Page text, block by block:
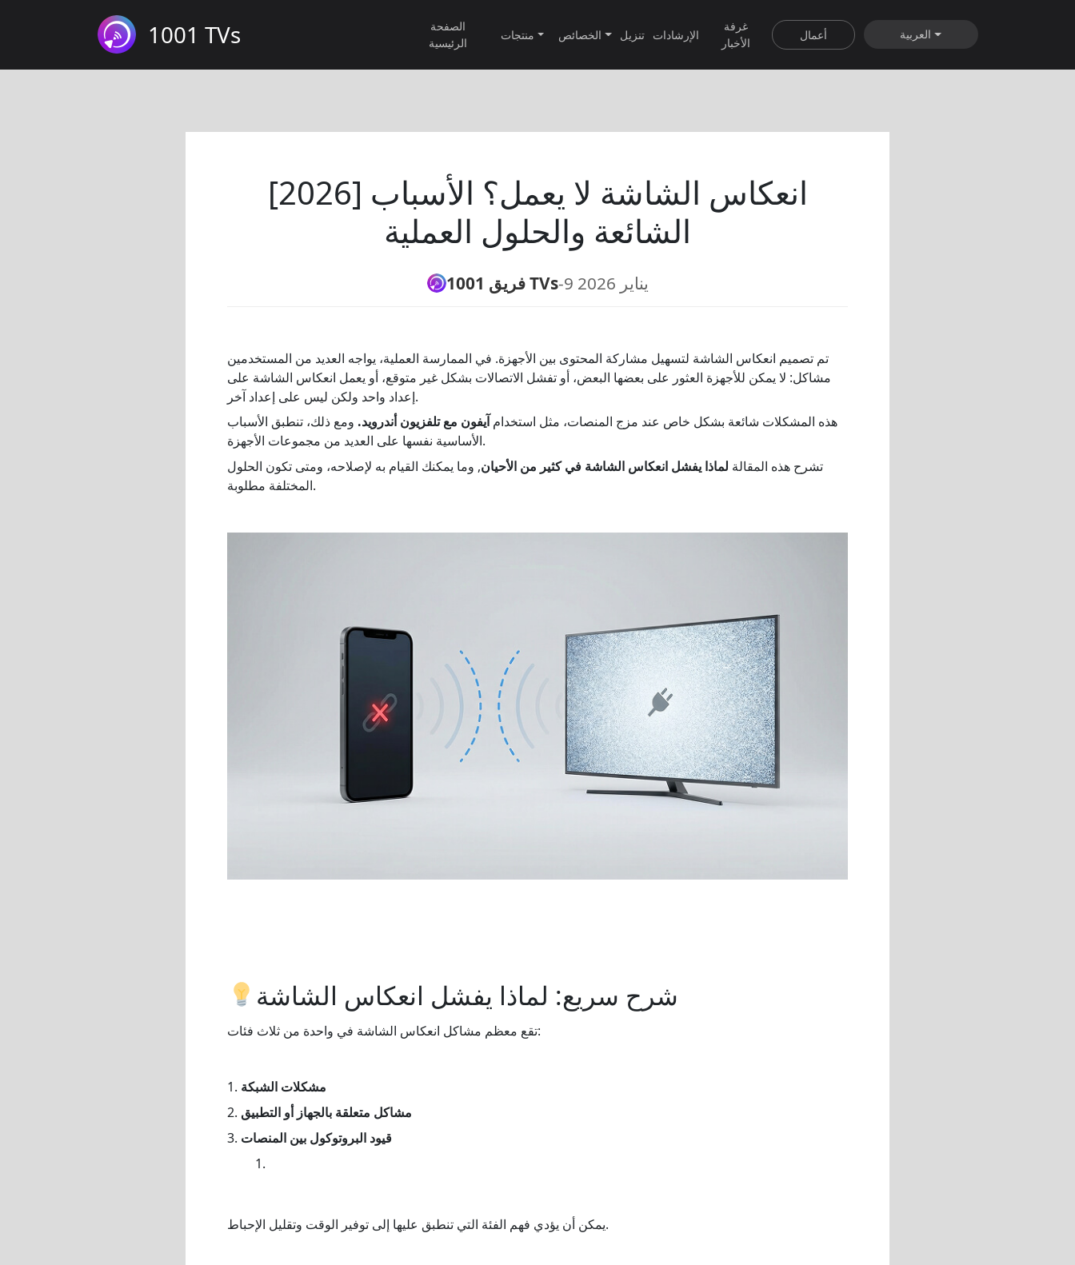
1001 TVs
الصفحة
الرئيسية
منتجات الخصائص تنزيل الإرشادات
غرفة
الأخبار
أعمال العربية
[2026] انعكاس الشاشة لا يعمل؟ الأسباب
الشائعة والحلول العملية
فريق 1001 TVs- 9 يناير 2026
تم تصميم انعكاس الشاشة لتسهيل مشاركة المحتوى بين الأجهزة. في الممارسة العملية، يواجه العديد من المستخدمين
مشاكل: لا يمكن للأجهزة العثور على بعضها البعض، أو تفشل الاتصالات بشكل غير متوقع، أو يعمل انعكاس الشاشة على
إعداد واحد ولكن ليس على إعداد آخر.
هذه المشكلات شائعة بشكل خاص عند مزج المنصات، مثل استخدام آيفون مع تلفزيون أندرويد. ومع ذلك، تنطبق الأسباب
الأساسية نفسها على العديد من مجموعات الأجهزة.
تشرح هذه المقالة لماذا يفشل انعكاس الشاشة في كثير من الأحيان, وما يمكنك القيام به لإصلاحه، ومتى تكون الحلول
المختلفة مطلوبة.
شرح سريع: لماذا يفشل انعكاس الشاشة
تقع معظم مشاكل انعكاس الشاشة في واحدة من ثلاث فئات:
1. مشكلات الشبكة
2. مشاكل متعلقة بالجهاز أو التطبيق
3. قيود البروتوكول بين المنصات
يمكن أن يؤدي فهم الفئة التي تنطبق عليها إلى توفير الوقت وتقليل الإحباط.